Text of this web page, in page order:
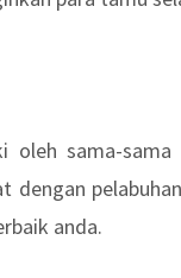
oleh sama-
dengan
anda.